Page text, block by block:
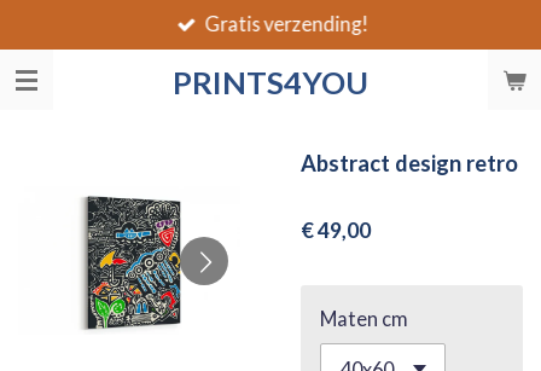
direct
naar
PRINTS4YOU
Gratis verzending!
Abstract design retro
€ 49,00
Maten cm